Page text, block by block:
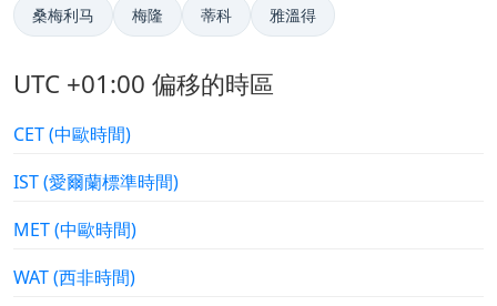
桑梅利马 梅隆 蒂科 雅溫得
UTC +01:00 偏移的時區
CET (中歐時間)
IST (愛爾蘭標準時間)
MET (中歐時間)
WAT (西非時間)